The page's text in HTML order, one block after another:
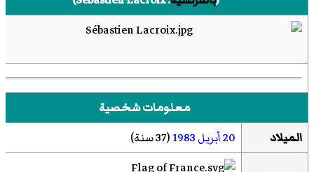
معلومات شخصية
الميلاد
20 أبريل 1983(37 سنة)